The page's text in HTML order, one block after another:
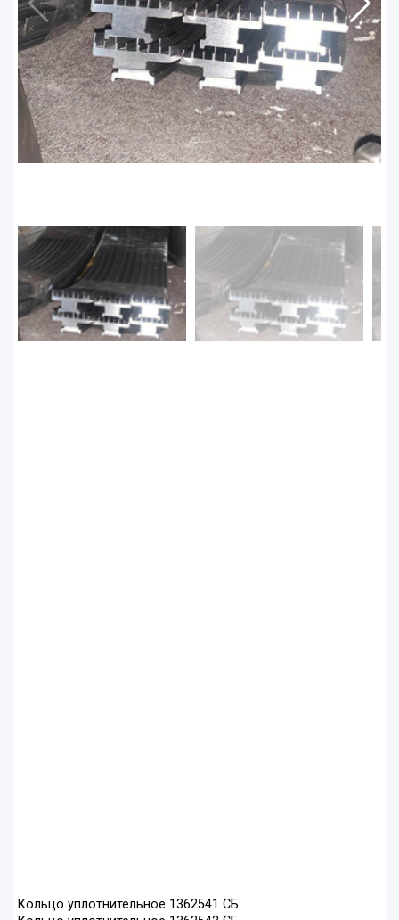
Кольцо уплотнительное 1362541 СБ